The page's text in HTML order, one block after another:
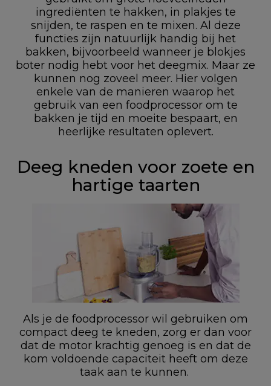
ingrediënten te hakken, in plakjes te
snijden, te raspen en te mixen. Al deze
functies zijn natuurlijk handig bij het
bakken, bijvoorbeeld wanneer je blokjes
boter nodig hebt voor het deegmix. Maar ze
kunnen nog zoveel meer. Hier volgen
enkele van de manieren waarop het
gebruik van een foodprocessor om te
bakken je tijd en moeite bespaart, en
heerlijke resultaten oplevert.
Deeg kneden voor zoete en
hartige taarten
Als je de foodprocessor wil gebruiken om
compact deeg te kneden, zorg er dan voor
dat de motor krachtig genoeg is en dat de
kom voldoende capaciteit heeft om deze
taak aan te kunnen.